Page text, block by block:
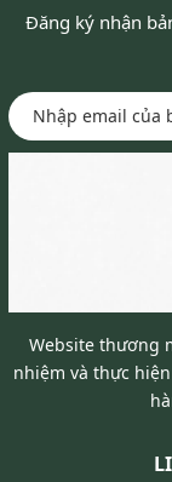
Đăng ký nhận
Website thương
nhiệm và thực